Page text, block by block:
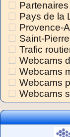
Partenaires
Pays de la
Provence-
Saint-
Trafic
Webcams
Webcams
Webcams
Webcams